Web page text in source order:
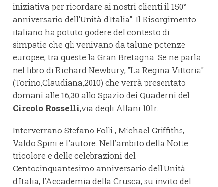
iniziativa per ricordare ai nostri clienti il 150°
anniversario dell’Unità d’Italia”. Il Risorgimento
italiano ha potuto godere del contesto di
simpatie che gli venivano da talune potenze
europee, tra queste la Gran Bretagna. Se ne parla
nel libro di Richard Newbury, "La Regina Vittoria"
(Torino,Claudiana,2010) che verrà presentato
domani alle 16,30 allo Spazio dei Quaderni del
Circolo Rosselli,via degli Alfani 101r.
Interverrano Stefano Folli , Michael Griffiths,
Valdo Spini e l'autore. Nell’ambito della Notte
tricolore e delle celebrazioni del
Centocinquantesimo anniversario dell’Unità
d’Italia, l’Accademia della Crusca, su invito del